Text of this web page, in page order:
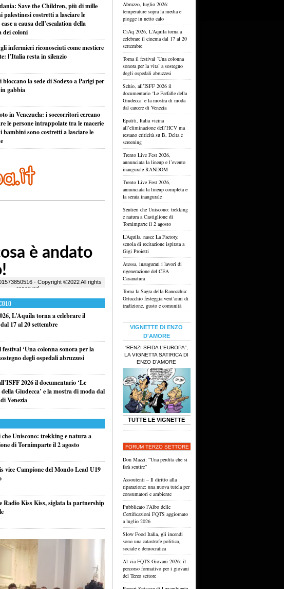
Save the Children, più di mille
palestinesi costretti a lasciare le
a causa dell’escalation della
dei coloni
infermieri riconosciuti come mestiere
l’Italia resta in silenzio
la sede di Sodexo a Parigi per
gabbia
in Venezuela: i soccorritori cercano
le persone intrappolate tra le macerie
bambini sono costretti a lasciare le
L’Aquila torna a celebrare il
17 al 20 settembre
‘Una colonna sonora per la
degli ospedali abruzzesi
2026 il documentario ‘Le
Giudecca’ e la mostra di moda dal
Venezia
che Uniscono: trekking e natura a
di Tornimparte il 2 agosto
vice Campione del Mondo Lead U19
Radio Kiss Kiss, siglata la partnership
Abruzzo, luglio 2026:
temperature sopra la media e
piogge in netto calo
CiAq 2026, L’Aquila torna a
celebrare il cinema dal 17 al 20
settembre
Torna il festival ‘Una colonna
sonora per la vita’ a sostegno
degli ospedali abruzzesi
Schio, all’ISFF 2026 il
documentario ‘Le Farfalle della
Giudecca’ e la mostra di moda
dal carcere di Venezia
Epatiti, Italia vicina
all’eliminazione dell’HCV ma
restano criticità su B, Delta e
screening
Trento Live Fest 2026,
annunciata la lineup e l’evento
inaugurale RANDOM
Trento Live Fest 2026,
annunciata la lineup completa e
la serata inaugurale
Sentieri che Uniscono: trekking
e natura a Castiglione di
Tornimparte il 2 agosto
L’Aquila, nasce La Factory,
scuola di recitazione ispirata a
Gigi Proietti
Atessa, inaugurati i lavori di
rigenerazione del CEA
Casanatura
Torna la Sagra della Ranocchia:
Ortucchio festeggia vent’anni di
tradizione, gusto e comunità
VIGNETTE DI ENZO
D'AMORE
“RENZI SFIDA L’EUROPA”,
LA VIGNETTA SATIRICA DI
ENZO D’AMORE
TUTTE LE VIGNETTE
FORUM TERZO SETTORE
Don Mazzi: “Una perdita che si
farà sentire”
Assoutenti – Il diritto alla
riparazione: una nuova tutela per
consumatori e ambiente
Pubblicato l’Albo delle
Certificazioni FQTS aggiornato
a luglio 2026
Slow Food Italia, gli incendi
sono una catastrofe politica,
sociale e democratica
Al via FQTS Giovani 2026: il
percorso formativo per i giovani
del Terzo settore